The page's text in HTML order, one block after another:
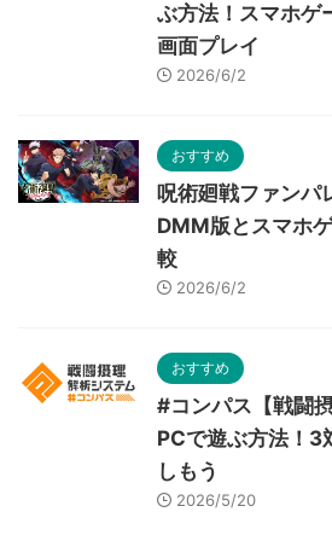
ぶ方法！スマホゲ
画面プレイ
2026/6/2
おすすめ
呪術廻戦ファンパ
DMM版とスマホ
較
2026/6/2
おすすめ
#コンパス【戦闘
PCで遊ぶ方法！3
しもう
2026/5/20